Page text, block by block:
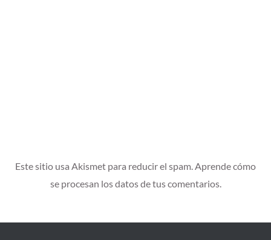
Este sitio usa Akismet para reducir el spam.Aprende cómo
se procesan los datos de tus comentarios.